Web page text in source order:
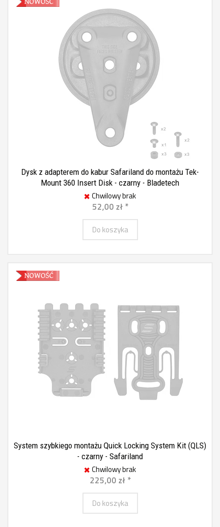
Dysk z adapterem do kabur Safariland do montażu Tek-
Mount 360 Insert Disk - czarny - Bladetech
Chwilowy brak
52,00 zł *
Do koszyka
System szybkiego montażu Quick Locking System Kit (QLS)
- czarny - Safariland
Chwilowy brak
225,00 zł *
Do koszyka